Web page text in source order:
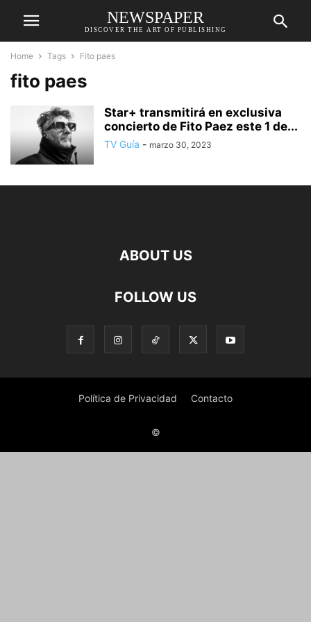
NEWSPAPER
DISCOVER THE ART OF PUBLISHING
Home Tags Fito paes
fito paes
Star+ transmitirá en exclusiva
concierto de Fito Paez este 1 de...
TV Guía - marzo 30, 2023
ABOUT US
FOLLOW US
Política de Privacidad Contacto
©